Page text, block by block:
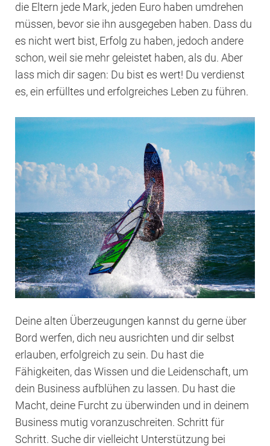
die Eltern jede Mark, jeden Euro haben umdrehen
müssen, bevor sie ihn ausgegeben haben. Dass du
es nicht wert bist, Erfolg zu haben, jedoch andere
schon, weil sie mehr geleistet haben, als du. Aber
lass mich dir sagen: Du bist es wert! Du verdienst
es, ein erfülltes und erfolgreiches Leben zu führen.
Deine alten Überzeugungen kannst du gerne über
Bord werfen, dich neu ausrichten und dir selbst
erlauben, erfolgreich zu sein. Du hast die
Fähigkeiten, das Wissen und die Leidenschaft, um
dein Business aufblühen zu lassen. Du hast die
Macht, deine Furcht zu überwinden und in deinem
Business mutig voranzuschreiten. Schritt für
Schritt. Suche dir vielleicht Unterstützung bei